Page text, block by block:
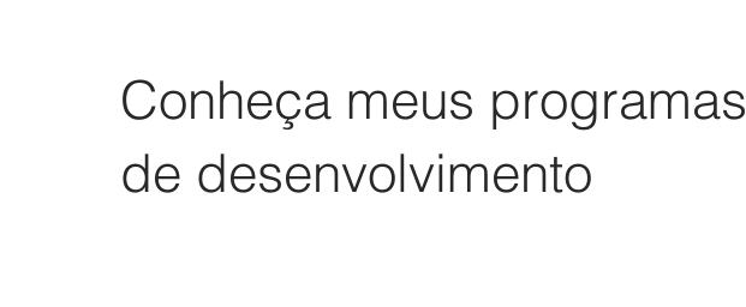
Conheça meus programas
de desenvolvimento